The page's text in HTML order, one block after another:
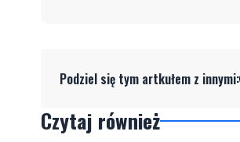
Podziel się tym artkułem z innymi:
Czytaj również